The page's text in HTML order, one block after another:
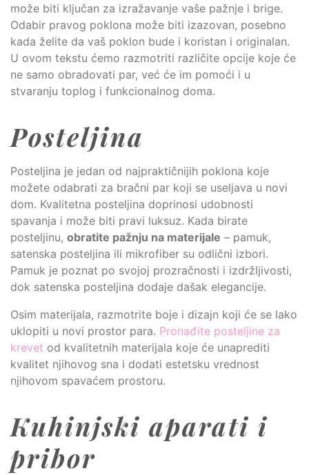
može biti ključan za izražavanje vaše pažnje i brige.
Odabir pravog poklona može biti izazovan, posebno
kada želite da vaš poklon bude i koristan i originalan.
U ovom tekstu ćemo razmotriti različite opcije koje će
ne samo obradovati par, već će im pomoći i u
stvaranju toplog i funkcionalnog doma.
Posteljina
Posteljina je jedan od najpraktičnijih poklona koje
možete odabrati za bračni par koji se useljava u novi
dom. Kvalitetna posteljina doprinosi udobnosti
spavanja i može biti pravi luksuz. Kada birate
posteljinu, obratite pažnju na materijale – pamuk,
satenska posteljina ili mikrofiber su odlični izbori.
Pamuk je poznat po svojoj prozračnosti i izdržljivosti,
dok satenska posteljina dodaje dašak elegancije.
Osim materijala, razmotrite boje i dizajn koji će se lako
uklopiti u novi prostor para. Pronađite posteljine za
krevet od kvalitetnih materijala koje će unaprediti
kvalitet njihovog sna i dodati estetsku vrednost
njihovom spavaćem prostoru.
Kuhinjski aparati i
pribor